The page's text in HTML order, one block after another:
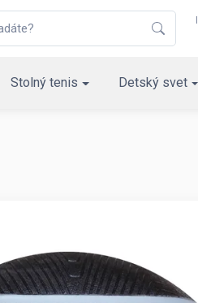
Stolný tenis Detský svet